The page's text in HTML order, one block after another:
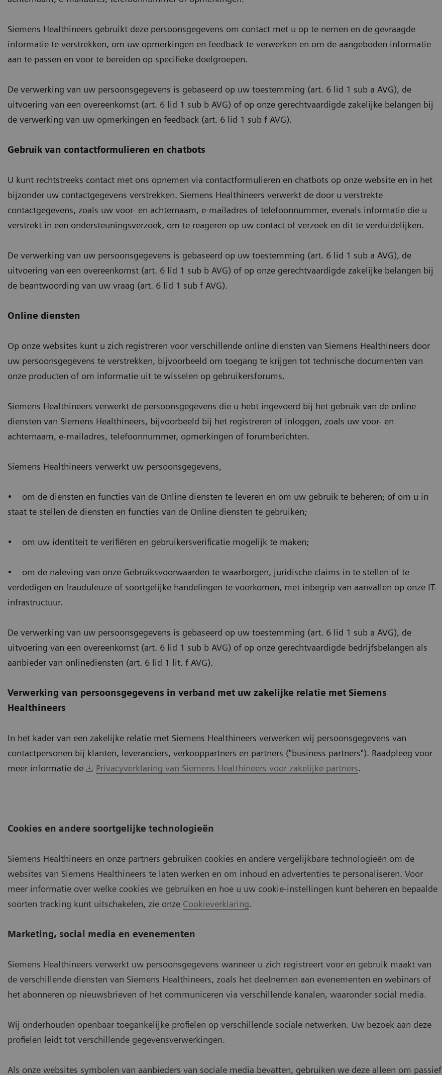
Siemens Healthineers gebruikt deze persoonsgegevens om contact met u op te nemen en de gevraagde
informatie te verstrekken, om uw opmerkingen en feedback te verwerken en om de aangeboden informatie
aan te passen en voor te bereiden op specifieke doelgroepen.
De verwerking van uw persoonsgegevens is gebaseerd op uw toestemming (art. 6 lid 1 sub a AVG), de
uitvoering van een overeenkomst (art. 6 lid 1 sub b AVG) of op onze gerechtvaardigde zakelijke belangen bij
de verwerking van uw opmerkingen en feedback (art. 6 lid 1 sub f AVG).
Gebruik van contactformulieren en chatbots
U kunt rechtstreeks contact met ons opnemen via contactformulieren en chatbots op onze website en in het
bijzonder uw contactgegevens verstrekken. Siemens Healthineers verwerkt de door u verstrekte
contactgegevens, zoals uw voor- en achternaam, e-mailadres of telefoonnummer, evenals informatie die u
verstrekt in een ondersteuningsverzoek, om te reageren op uw contact of verzoek en dit te verduidelijken.
De verwerking van uw persoonsgegevens is gebaseerd op uw toestemming (art. 6 lid 1 sub a AVG), de
uitvoering van een overeenkomst (art. 6 lid 1 sub b AVG) of op onze gerechtvaardigde zakelijke belangen bij
de beantwoording van uw vraag (art. 6 lid 1 sub f AVG).
Online diensten
Op onze websites kunt u zich registreren voor verschillende online diensten van Siemens Healthineers door
uw persoonsgegevens te verstrekken, bijvoorbeeld om toegang te krijgen tot technische documenten van
onze producten of om informatie uit te wisselen op gebruikersforums.
Siemens Healthineers verwerkt de persoonsgegevens die u hebt ingevoerd bij het gebruik van de online
diensten van Siemens Healthineers, bijvoorbeeld bij het registreren of inloggen, zoals uw voor- en
achternaam, e-mailadres, telefoonnummer, opmerkingen of forumberichten.
Siemens Healthineers verwerkt uw persoonsgegevens,
• om de diensten en functies van de Online diensten te leveren en om uw gebruik te beheren; of om u in
staat te stellen de diensten en functies van de Online diensten te gebruiken;
• om uw identiteit te verifiëren en gebruikersverificatie mogelijk te maken;
• om de naleving van onze Gebruiksvoorwaarden te waarborgen, juridische claims in te stellen of te
verdedigen en frauduleuze of soortgelijke handelingen te voorkomen, met inbegrip van aanvallen op onze IT-
infrastructuur.
De verwerking van uw persoonsgegevens is gebaseerd op uw toestemming (art. 6 lid 1 sub a AVG), de
uitvoering van een overeenkomst (art. 6 lid 1 sub b AVG) of op onze gerechtvaardigde bedrijfsbelangen als
aanbieder van onlinediensten (art. 6 lid 1 lit. f AVG).
Verwerking van persoonsgegevens in verband met uw zakelijke relatie met Siemens
Healthineers
In het kader van een zakelijke relatie met Siemens Healthineers verwerken wij persoonsgegevens van
contactpersonen bij klanten, leveranciers, verkooppartners en partners ("business partners"). Raadpleeg voor
meer informatie de
Privacyverklaring van Siemens Healthineers voor zakelijke partners.
Cookies en andere soortgelijke technologieën
Siemens Healthineers en onze partners gebruiken cookies en andere vergelijkbare technologieën om de
websites van Siemens Healthineers te laten werken en om inhoud en advertenties te personaliseren. Voor
meer informatie over welke cookies we gebruiken en hoe u uw cookie-instellingen kunt beheren en bepaalde
soorten tracking kunt uitschakelen, zie onze Cookieverklaring.
Marketing, social media en evenementen
Siemens Healthineers verwerkt uw persoonsgegevens wanneer u zich registreert voor en gebruik maakt van
de verschillende diensten van Siemens Healthineers, zoals het deelnemen aan evenementen en webinars of
het abonneren op nieuwsbrieven of het communiceren via verschillende kanalen, waaronder social media.
Wij onderhouden openbaar toegankelijke profielen op verschillende sociale netwerken. Uw bezoek aan deze
profielen leidt tot verschillende gegevensverwerkingen.
Als onze websites symbolen van aanbieders van sociale media bevatten, gebruiken we deze alleen om passief